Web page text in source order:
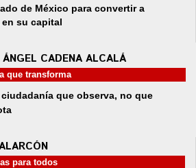
de México para convertir a
en su capital
ÁNGEL CADENA ALCALÁ
que transforma
ciudadanía que observa, no que
para todos